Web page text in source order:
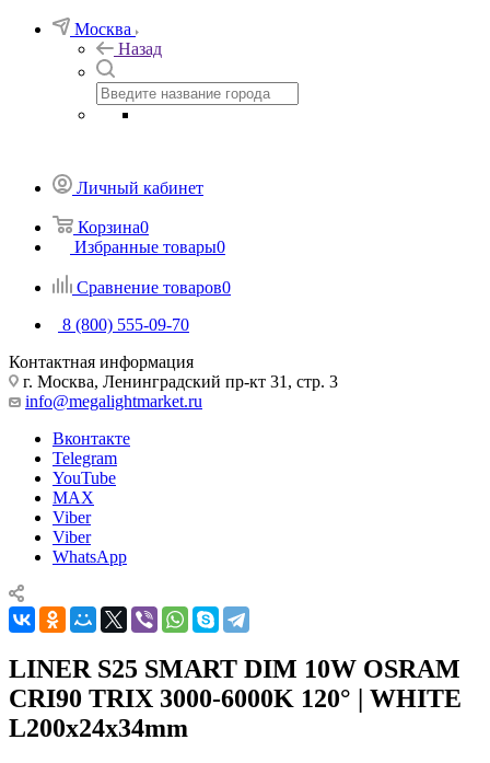
Москва
Назад
Личный кабинет
Корзина0
Избранные товары0
Сравнение товаров0
8 (800) 555-09-70
Контактная информация
г. Москва, Ленинградский пр-кт 31, стр. 3
info@megalightmarket.ru
Вконтакте
Telegram
YouTube
MAX
Viber
Viber
WhatsApp
LINER S25 SMART DIM 10W OSRAM
CRI90 TRIX 3000-6000K 120° | WHITE
L200x24x34mm